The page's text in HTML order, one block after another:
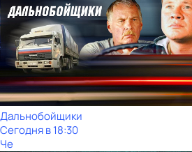
Дальнобойщики
Сегодня в 18:30
Че